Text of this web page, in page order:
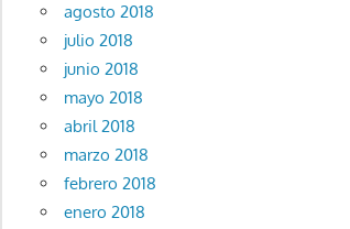
agosto 2018
julio 2018
junio 2018
mayo 2018
abril 2018
marzo 2018
febrero 2018
enero 2018